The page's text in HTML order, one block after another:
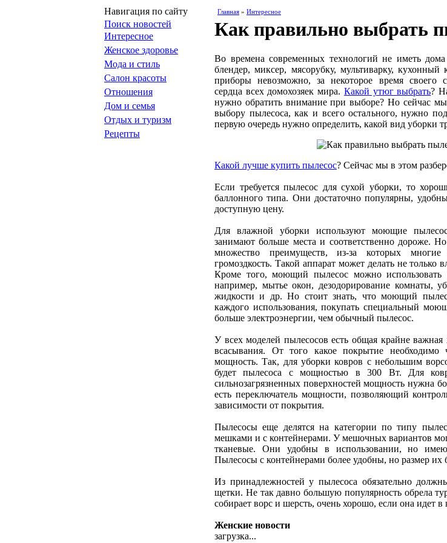
Навигация по сайту
Поиск новостей
Интересное
Женское здоровье
Мода и стиль
Салон красоты
Отношения
Дом и семья
Отдых и туризм
Рецепты
Главная » Интересное
Как правильно выбрать
Во времена современных технологий не иметь
блендер, миксер, мясорубку, мультиварку,
приборы невозможно, за некоторое время своего
сердца всех домохозяек мира. Какой утюг выбрать?
нужно обратить внимание при выборе? Но сейчас
выбору пылесоса, как и всего остального, нужно
первую очередь нужно определить, какой вид уборки
Какой лучше купить пылесос? Сейчас мы в этом
Если требуется пылесос для сухой уборки, то
баллонного типа. Они достаточно популярны,
доступную цену.
Для влажной уборки используют моющие
занимают больше места и соответственно дороже.
множество преимуществ, из-за которых
громоздкость. Такой аппарат может делать не
Кроме того, моющий пылесос можно использовать
например, мытье окон, дезодорирование комнаты,
жидкости и др. Но стоит знать, что моющий
каждого использования, покупать специальный
больше электроэнергии, чем обычный пылесос.
У всех моделей пылесосов есть общая крайне важная
всасывания. От того какое покрытие необходимо
мощность. Так, для уборки ковров с небольшим
будет пылесоса с мощностью в 300 Вт. Для
сильнозагрязненных поверхностей мощность нужна
есть переключатель мощности, позволяющий
зависимости от покрытия.
Пылесосы еще делятся на категории по типу
мешками и с контейнерами. У мешочных вариантов
тканевые. Они удобны в использовании, но имеют
Пылесосы с контейнерами более удобны, но размер их
Из принадлежностей у пылесоса обязательно
щетки. Не так давно большую популярность обрела
собирает ворс и шерсть, очень хорошо, если она идет
Женские новости
загрузка...